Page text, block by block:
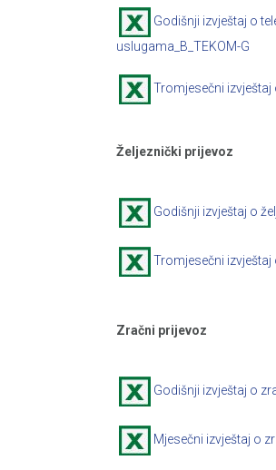
Godišnji izvještaj o
uslugama_B_TEKOM-G
Tromjesečni
Željeznički prijevoz
Godišnji izvještaj o
Tromjesečni
Zračni prijevoz
Godišnji izvještaj o
Mjesečni izvještaj o